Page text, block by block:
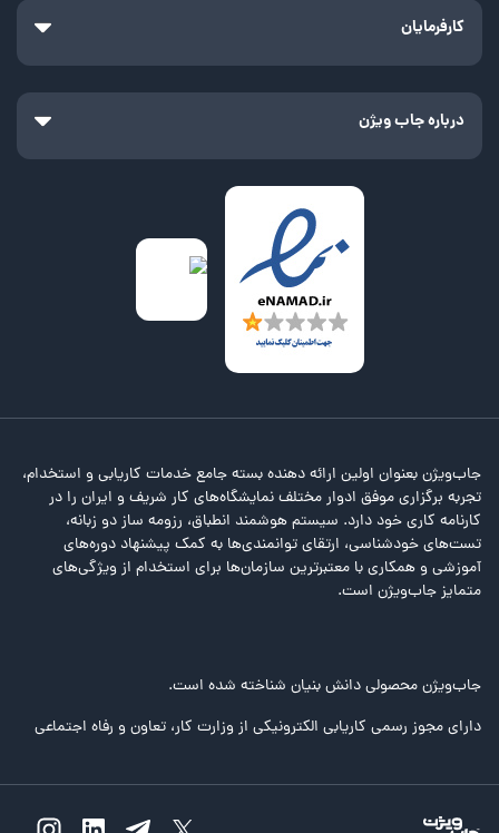
نگهداری و تعمیرات
کارفرمایان
درباره جاب ویژن
جاب‌ویژن بعنوان اولین ارائه دهنده بسته جامع خدمات کاریابی و استخدام،
تجربه برگزاری موفق ادوار مختلف نمایشگاه‌های کار شریف و ایران را در
کارنامه کاری خود دارد. سیستم هوشمند انطباق، رزومه ساز دو زبانه،
تست‌های خودشناسی، ارتقای توانمندی‌ها به کمک پیشنهاد دوره‌های
آموزشی و همکاری با معتبرترین سازمان‌ها برای استخدام از ویژگی‌های
متمایز جاب‌ویژن است.
جاب‌ویژن محصولی دانش بنیان شناخته شده است.
دارای مجوز رسمی کاریابی الکترونیکی از وزارت کار، تعاون و رفاه اجتماعی